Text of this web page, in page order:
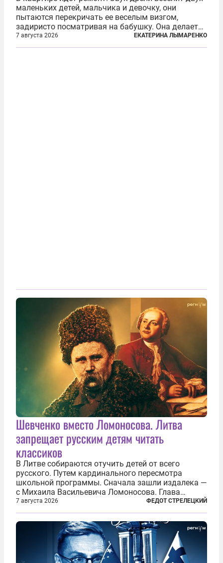
маленьких детей, мальчика и девочку, они
пытаются перекричать ее веселым визгом,
задиристо посматривая на бабушку. Она делает
им замечание, но внуки чувствуют, что она
сердится невсерьез. И это правда: дрель, конечно,
7 августа 2026 ЕКАТЕРИНА ЛЫМАРЕНКО
Шевченко вместо Ломоносова. Литва
запрещает русским детям читать
классиков
В Литве собираются отучить детей от всего
русского. Путем кардинального пересмотра
школьной программы. Сначала зашли издалека —
с Михаила Васильевича Ломоносова. Глава
правительства Литвы Миндаугас Синкявичюс
предложил исключить его тексты из программ
общего образования. Мотивировал он это тем,
7 августа 2026 ФЕДОТ СТРЕЛЕЦКИЙ